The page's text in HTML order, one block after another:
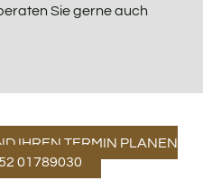
Sie gerne auch
IHREN TERMIN PLANEN
01789030